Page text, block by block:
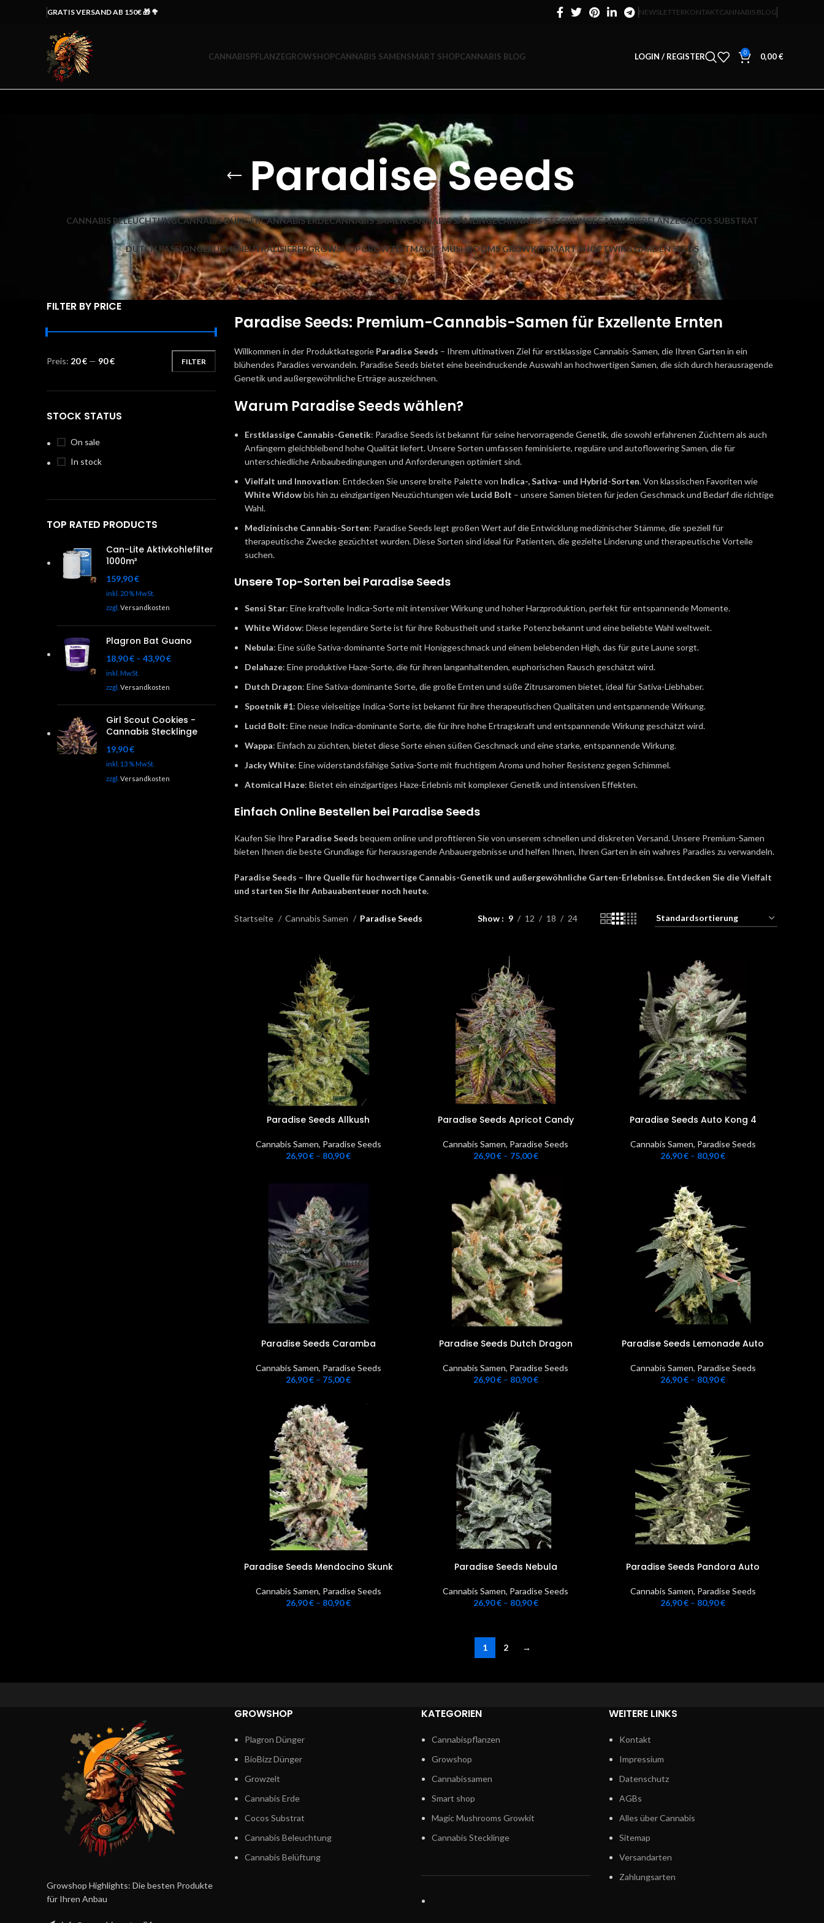
GRATIS VERSAND AB 150€ 🎁 🥦 NEWSLETTERKONTAKTCANNABIS BLOG
CANNABISPFLANZEGROWSHOPCANNABIS SAMENSMART SHOPCANNABIS BLOG LOGIN / REGISTER 0 0,00€
Paradise Seeds
CANNABIS BELEUCHTUNGCANNABIS DÜNGERCANNABIS ERDECANNABIS SAMENCANNABIS SÄMLINGECANNABIS STECKLINGECANNABISPFLANZECOCOS SUBSTRAT
DUTCH PASSIONGERUCHSNEUTRALISIERERGROWSHOPGROWZELTMAGIC MUSHROOMS GROWKITSMART SHOPTWINS GARDEN SEEDS
FILTER BY PRICE
FILTER
Preis: 20 € — 90 €
STOCK STATUS
On sale
In stock
TOP RATED PRODUCTS
Can-Lite Aktivkohlefilter
1000m³
159,90€
inkl. 20 % MwSt.
zzgl. Versandkosten
Plagron Bat Guano
18,90€ – 43,90€
inkl. MwSt.
zzgl. Versandkosten
Girl Scout Cookies -
Cannabis Stecklinge
19,90€
inkl. 13 % MwSt.
zzgl. Versandkosten
Paradise Seeds: Premium-Cannabis-Samen für Exzellente Ernten
Willkommen in der Produktkategorie Paradise Seeds – Ihrem ultimativen Ziel für erstklassige Cannabis-Samen, die Ihren Garten in ein
blühendes Paradies verwandeln. Paradise Seeds bietet eine beeindruckende Auswahl an hochwertigen Samen, die sich durch herausragende
Genetik und außergewöhnliche Erträge auszeichnen.
Warum Paradise Seeds wählen?
Erstklassige Cannabis-Genetik: Paradise Seeds ist bekannt für seine hervorragende Genetik, die sowohl erfahrenen Züchtern als auch
Anfängern gleichbleibend hohe Qualität liefert. Unsere Sorten umfassen feminisierte, reguläre und autoflowering Samen, die für
unterschiedliche Anbaubedingungen und Anforderungen optimiert sind.
Vielfalt und Innovation: Entdecken Sie unsere breite Palette von Indica-, Sativa- und Hybrid-Sorten. Von klassischen Favoriten wie
White Widowbis hin zu einzigartigen Neuzüchtungen wie Lucid Bolt – unsere Samen bieten für jeden Geschmack und Bedarf die richtige
Wahl.
Medizinische Cannabis-Sorten: Paradise Seeds legt großen Wert auf die Entwicklung medizinischer Stämme, die speziell für
therapeutische Zwecke gezüchtet wurden. Diese Sorten sind ideal für Patienten, die gezielte Linderung und therapeutische Vorteile
suchen.
Unsere Top-Sorten bei Paradise Seeds
Sensi Star: Eine kraftvolle Indica-Sorte mit intensiver Wirkung und hoher Harzproduktion, perfekt für entspannende Momente.
White Widow: Diese legendäre Sorte ist für ihre Robustheit und starke Potenz bekannt und eine beliebte Wahl weltweit.
Nebula: Eine süße Sativa-dominante Sorte mit Honiggeschmack und einem belebenden High, das für gute Laune sorgt.
Delahaze: Eine produktive Haze-Sorte, die für ihren langanhaltenden, euphorischen Rausch geschätzt wird.
Dutch Dragon: Eine Sativa-dominante Sorte, die große Ernten und süße Zitrusaromen bietet, ideal für Sativa-Liebhaber.
Spoetnik #1: Diese vielseitige Indica-Sorte ist bekannt für ihre therapeutischen Qualitäten und entspannende Wirkung.
Lucid Bolt: Eine neue Indica-dominante Sorte, die für ihre hohe Ertragskraft und entspannende Wirkung geschätzt wird.
Wappa: Einfach zu züchten, bietet diese Sorte einen süßen Geschmack und eine starke, entspannende Wirkung.
Jacky White: Eine widerstandsfähige Sativa-Sorte mit fruchtigem Aroma und hoher Resistenz gegen Schimmel.
Atomical Haze: Bietet ein einzigartiges Haze-Erlebnis mit komplexer Genetik und intensiven Effekten.
Einfach Online Bestellen bei Paradise Seeds
Kaufen Sie Ihre Paradise Seeds bequem online und profitieren Sie von unserem schnellen und diskreten Versand. Unsere Premium-Samen
bieten Ihnen die beste Grundlage für herausragende Anbauergebnisse und helfen Ihnen, Ihren Garten in ein wahres Paradies zu verwandeln.
Paradise Seeds – Ihre Quelle für hochwertige Cannabis-Genetik und außergewöhnliche Garten-Erlebnisse. Entdecken Sie die Vielfalt
und starten Sie Ihr Anbauabenteuer noch heute.
Startseite Cannabis Samen Paradise Seeds Show 9 12 18 24
Paradise Seeds Allkush
Cannabis Samen, Paradise Seeds
26,90€ – 80,90€
Paradise Seeds Apricot Candy
Cannabis Samen, Paradise Seeds
26,90€– 75,00€
Paradise Seeds Auto Kong 4
Cannabis Samen, Paradise Seeds
26,90€ – 80,90€
Paradise Seeds Caramba
Cannabis Samen, Paradise Seeds
26,90€ – 75,00€
Paradise Seeds Dutch Dragon
Cannabis Samen, Paradise Seeds
26,90€– 80,90€
Paradise Seeds Lemonade Auto
Cannabis Samen, Paradise Seeds
26,90€ – 80,90€
Paradise Seeds Mendocino Skunk
Cannabis Samen, Paradise Seeds
26,90€ – 80,90€
Paradise Seeds Nebula
Cannabis Samen, Paradise Seeds
26,90€– 80,90€
Paradise Seeds Pandora Auto
Cannabis Samen, Paradise Seeds
26,90€ – 80,90€
1 2 →
Growshop Highlights: Die besten Produkte
für Ihren Anbau
GROWSHOP
Plagron Dünger
BioBizz Dünger
Growzelt
Cannabis Erde
Cocos Substrat
Cannabis Beleuchtung
Cannabis Belüftung
KATEGORIEN
Cannabispflanzen
Growshop
Cannabissamen
Smart shop
Magic Mushrooms Growkit
Cannabis Stecklinge
WEITERE LINKS
Kontakt
Impressium
Datenschutz
AGBs
Alles über Cannabis
Sitemap
Versandarten
Zahlungsarten